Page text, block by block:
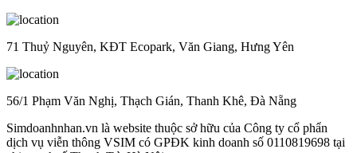
71 Thuỷ Nguyên, KĐT Ecopark, Văn Giang, Hưng Yên
56/1 Phạm Văn Nghị, Thạch Gián, Thanh Khê, Đà Nẵng
Simdoanhnhan.vn là website thuộc sở hữu của Công ty cổ phẩn
dịch vụ viễn thông VSIM có GPĐK kinh doanh số 0110819698 tại